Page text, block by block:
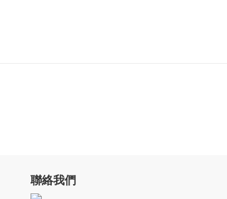
聯絡我們